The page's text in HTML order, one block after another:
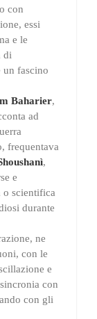
con
essi
e le
di
un fascino
Baharier,
ad
frequentava
,
e
o scientifica
durante
ne
con le
e
con
con gli